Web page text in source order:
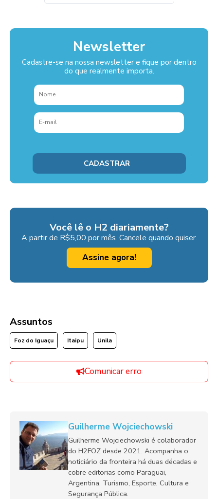
Newsletter
Cadastre-se na nossa newsletter e fique por dentro
do que realmente importa.
Você lê o H2 diariamente?
A partir de R$5,00 por mês. Cancele quando quiser.
Assine agora!
Assuntos
Foz do Iguaçu Itaipu Unila
Comunicar erro
Guilherme Wojciechowski
Guilherme Wojciechowski é colaborador
do H2FOZ desde 2021. Acompanha o
noticiário da fronteira há duas décadas e
cobre editorias como Paraguai,
Argentina, Turismo, Esporte, Cultura e
Segurança Pública.